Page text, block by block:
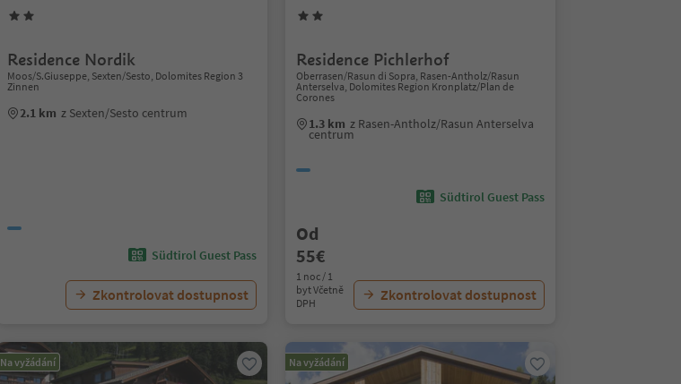
Residence Nordik
Moos/S.Giuseppe, Sexten/Sesto, Dolomites Region 3
Zinnen
2.1 km z Sexten/Sesto centrum
Südtirol Guest Pass
Zkontrolovat dostupnost
Residence Pichlerhof
Oberrasen/Rasun di Sopra, Rasen-Antholz/Rasun
Anterselva, Dolomites Region Kronplatz/Plan de
Corones
1.3 km z Rasen-Antholz/Rasun Anterselva
centrum
Südtirol Guest Pass
Od
55€
1 noc / 1
byt Včetně
DPH
Zkontrolovat dostupnost
Na vyžádání Na vyžádání